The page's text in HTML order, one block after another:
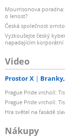
Mourrisonova
o lenost?
Česká společnost
Vyzkoušejte český
napadajícím korporátní
Video
Prostor X
Prague Pride vrcholí:
Prague Pride vrcholí:
Hra světel na fasádě
Nákupy